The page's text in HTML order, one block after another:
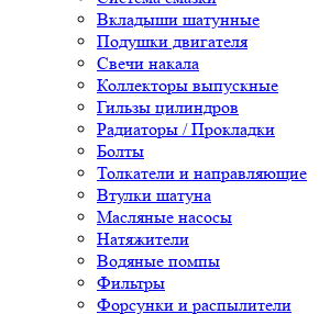
Вкладыши шатунные
Подушки двигателя
Свечи накала
Коллекторы выпускные
Гильзы цилиндров
Радиаторы / Прокладки
Болты
Толкатели и направляющие
Втулки шатуна
Масляные насосы
Натяжители
Водяные помпы
Фильтры
Форсунки и распылители